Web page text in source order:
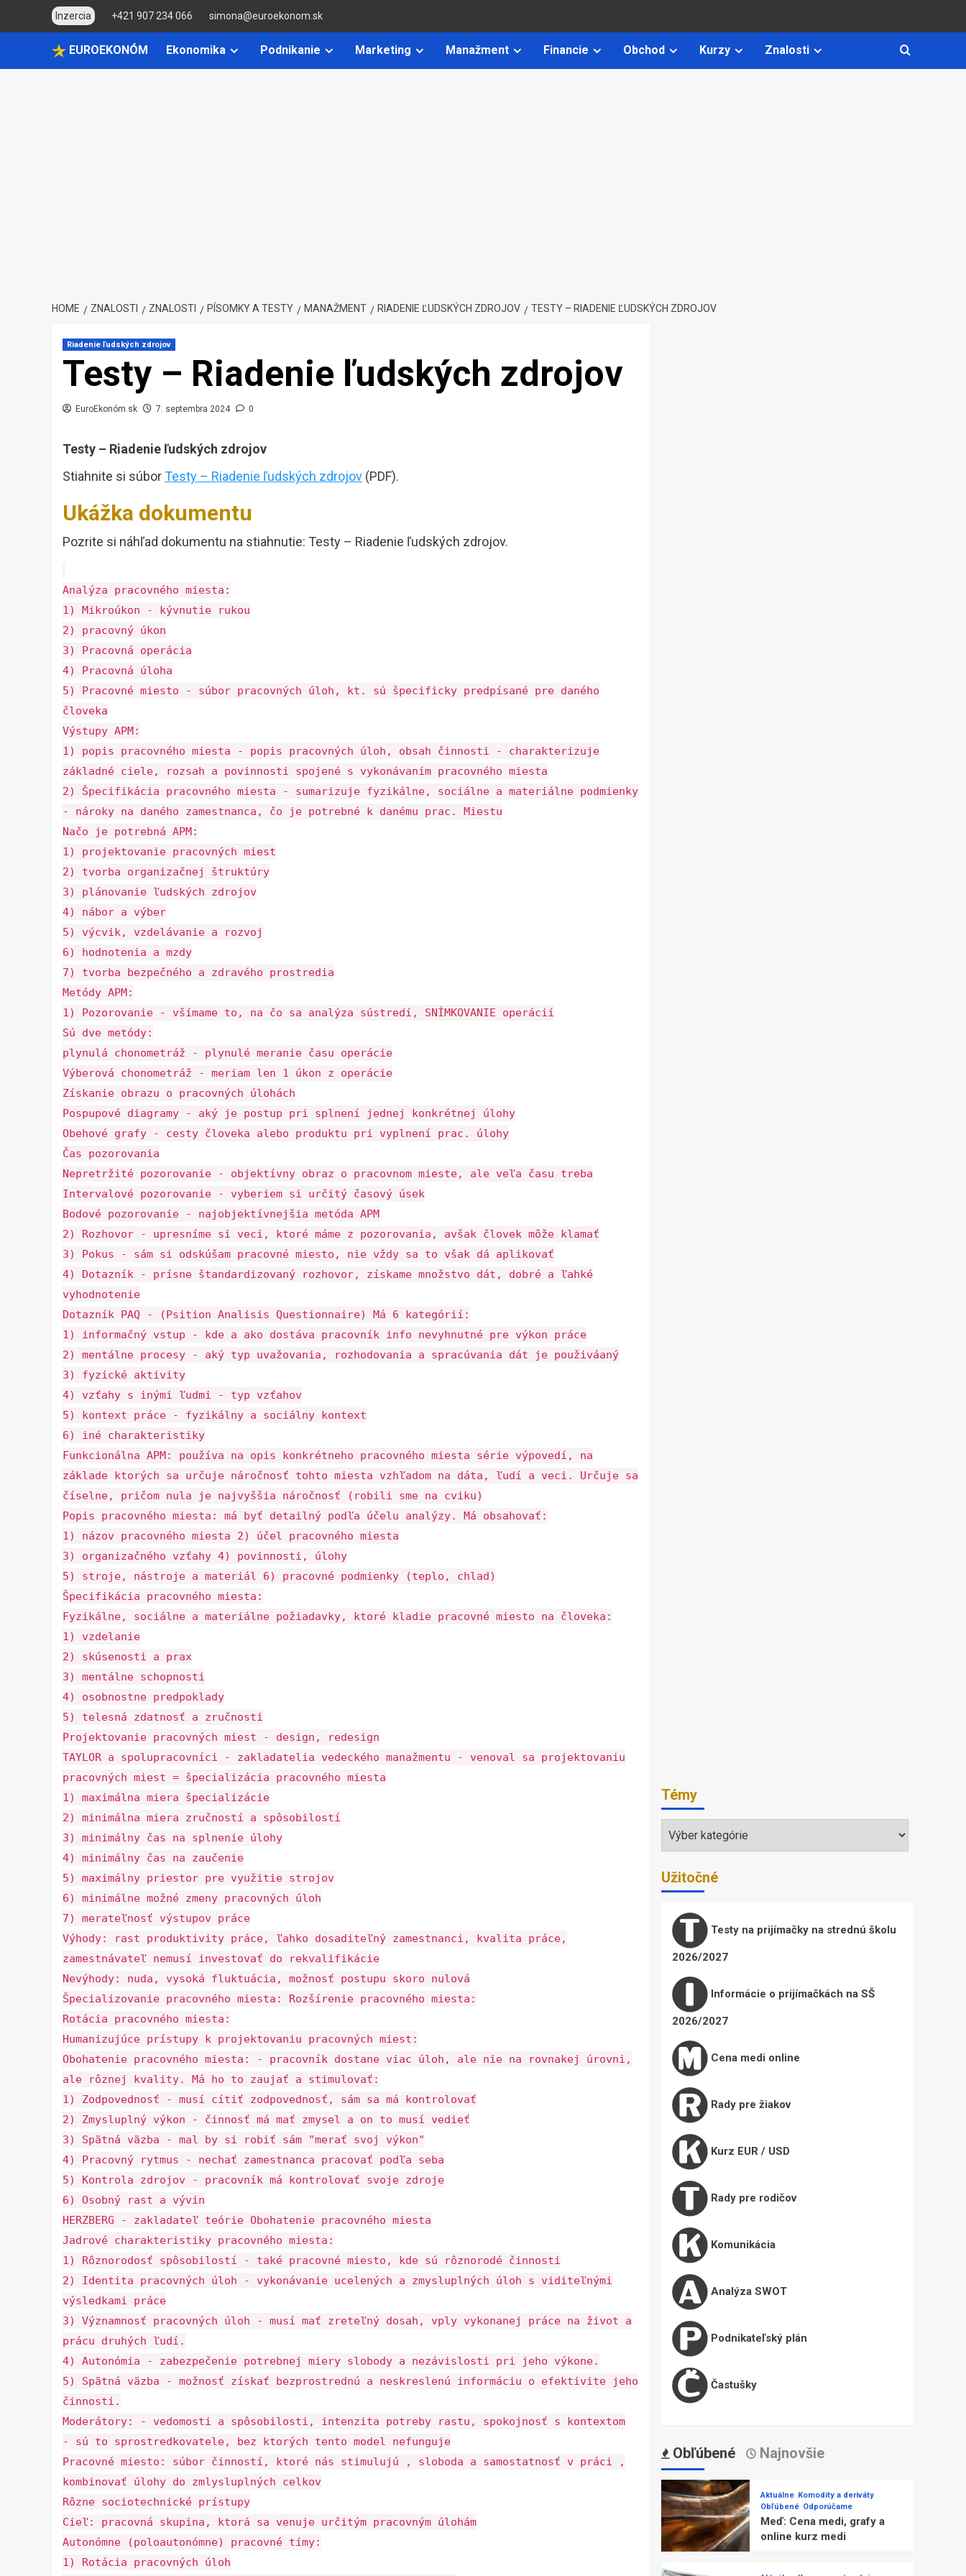
Inzercia +421 907 234 066 simona@euroekonom.sk
EUROEKONÓM Ekonomika Podnikanie Marketing Manažment Financie Obchod Kurzy Znalosti
HOME ZNALOSTI ZNALOSTI PÍSOMKY A TESTY MANAŽMENT RIADENIE ĽUDSKÝCH ZDROJOV TESTY – RIADENIE ĽUDSKÝCH ZDROJOV
Riadenie ľudských zdrojov
Testy – Riadenie ľudských zdrojov
EuroEkonóm.sk 7. septembra 2024 0
Testy – Riadenie ľudských zdrojov
Stiahnite si súborTesty – Riadenie ľudských zdrojov (PDF).
Ukážka dokumentu
Pozrite si náhľad dokumentu na stiahnutie: Testy – Riadenie ľudských zdrojov.
Analýza pracovného miesta:
1) Mikroúkon - kývnutie rukou
2) pracovný úkon
3) Pracovná operácia
4) Pracovná úloha
5) Pracovné miesto - súbor pracovných úloh, kt. sú špecificky predpísané pre daného
človeka
Výstupy APM:
1) popis pracovného miesta - popis pracovných úloh, obsah činnosti - charakterizuje
základné ciele, rozsah a povinnosti spojené s vykonávaním pracovného miesta
2) Špecifikácia pracovného miesta - sumarizuje fyzikálne, sociálne a materiálne podmienky
- nároky na daného zamestnanca, čo je potrebné k danému prac. Miestu
Načo je potrebná APM:
1) projektovanie pracovných miest
2) tvorba organizačnej štruktúry
3) plánovanie ľudských zdrojov
4) nábor a výber
5) výcvik, vzdelávanie a rozvoj
6) hodnotenia a mzdy
7) tvorba bezpečného a zdravého prostredia
Metódy APM:
1) Pozorovanie - všímame to, na čo sa analýza sústredí, SNÍMKOVANIE operácií
Sú dve metódy:
plynulá chonometráž - plynulé meranie času operácie
Výberová chonometráž - meriam len 1 úkon z operácie
Získanie obrazu o pracovných úlohách
Pospupové diagramy - aký je postup pri splnení jednej konkrétnej úlohy
Obehové grafy - cesty človeka alebo produktu pri vyplnení prac. úlohy
Čas pozorovania
Nepretržité pozorovanie - objektívny obraz o pracovnom mieste, ale veľa času treba
Intervalové pozorovanie - vyberiem si určitý časový úsek
Bodové pozorovanie - najobjektívnejšia metóda APM
2) Rozhovor - upresníme si veci, ktoré máme z pozorovania, avšak človek môže klamať
3) Pokus - sám si odskúšam pracovné miesto, nie vždy sa to však dá aplikovať
4) Dotazník - prísne štandardizovaný rozhovor, získame množstvo dát, dobré a ľahké
vyhodnotenie
Dotazník PAQ - (Psition Analisis Questionnaire) Má 6 kategórií:
1) informačný vstup - kde a ako dostáva pracovník info nevyhnutné pre výkon práce
2) mentálne procesy - aký typ uvažovania, rozhodovania a spracúvania dát je použiváaný
3) fyzické aktivity
4) vzťahy s inými ľudmi - typ vzťahov
5) kontext práce - fyzikálny a sociálny kontext
6) iné charakteristiky
Funkcionálna APM: používa na opis konkrétneho pracovného miesta série výpovedí, na
základe ktorých sa určuje náročnosť tohto miesta vzhľadom na dáta, ľudí a veci. Určuje sa
číselne, pričom nula je najvyššia náročnosť (robili sme na cviku)
Popis pracovného miesta: má byť detailný podľa účelu analýzy. Má obsahovať:
1) názov pracovného miesta 2) účel pracovného miesta
3) organizačného vzťahy 4) povinnosti, úlohy
5) stroje, nástroje a materiál 6) pracovné podmienky (teplo, chlad)
Špecifikácia pracovného miesta:
Fyzikálne, sociálne a materiálne požiadavky, ktoré kladie pracovné miesto na človeka:
1) vzdelanie
2) skúsenosti a prax
3) mentálne schopnosti
4) osobnostne predpoklady
5) telesná zdatnosť a zručnosti
Projektovanie pracovných miest - design, redesign
TAYLOR a spolupracovníci - zakladatelia vedeckého manažmentu - venoval sa projektovaniu
pracovných miest = špecializácia pracovného miesta
1) maximálna miera špecializácie
2) minimálna miera zručností a spôsobilostí
3) minimálny čas na splnenie úlohy
4) minimálny čas na zaučenie
5) maximálny priestor pre využitie strojov
6) minimálne možné zmeny pracovných úloh
7) merateľnosť výstupov práce
Výhody: rast produktivity práce, ľahko dosaditeľný zamestnanci, kvalita práce,
zamestnávateľ nemusí investovať do rekvalifikácie
Nevýhody: nuda, vysoká fluktuácia, možnosť postupu skoro nulová
Špecializovanie pracovného miesta: Rozšírenie pracovného miesta:
Rotácia pracovného miesta:
Humanizujúce prístupy k projektovaniu pracovných miest:
Obohatenie pracovného miesta: - pracovník dostane viac úloh, ale nie na rovnakej úrovni,
ale rôznej kvality. Má ho to zaujať a stimulovať:
1) Zodpovednosť - musí cítiť zodpovednosť, sám sa má kontrolovať
2) Zmysluplný výkon - činnosť má mať zmysel a on to musí vedieť
3) Spätná väzba - mal by si robiť sám "merať svoj výkon"
4) Pracovný rytmus - nechať zamestnanca pracovať podľa seba
5) Kontrola zdrojov - pracovník má kontrolovať svoje zdroje
6) Osobný rast a vývin
HERZBERG - zakladateľ teórie Obohatenie pracovného miesta
Jadrové charakteristiky pracovného miesta:
1) Rôznorodosť spôsobilostí - také pracovné miesto, kde sú rôznorodé činnosti
2) Identita pracovných úloh - vykonávanie ucelených a zmysluplných úloh s viditeľnými
výsledkami práce
3) Významnosť pracovných úloh - musí mať zreteľný dosah, vply vykonanej práce na život a
prácu druhých ľudí.
4) Autonómia - zabezpečenie potrebnej miery slobody a nezávislosti pri jeho výkone.
5) Spätná väzba - možnosť získať bezprostrednú a neskreslenú informáciu o efektivite jeho
činnosti.
Moderátory: - vedomosti a spôsobilosti, intenzita potreby rastu, spokojnosť s kontextom
- sú to sprostredkovatele, bez ktorých tento model nefunguje
Pracovné miesto: súbor činností, ktoré nás stimulujú , sloboda a samostatnosť v práci ,
kombinovať úlohy do zmlysluplných celkov
Rôzne sociotechnické prístupy
Cieľ: pracovná skupina, ktorá sa venuje určitým pracovným úlohám
Autonómne (poloautonómne) pracovné tímy:
1) Rotácia pracovných úloh
Témy
Témy
Užitočné
Testy na prijímačky na strednú školu
2026/2027
Informácie o prijímačkách na SŠ
2026/2027
Cena medi online
Rady pre žiakov
Kurz EUR / USD
Rady pre rodičov
Komunikácia
Analýza SWOT
Podnikateľský plán
Častušky
Obľúbené Najnovšie
Aktuálne Komodity a deriváty
Obľúbené Odporúčame
Meď: Cena medi, grafy a
online kurz medi